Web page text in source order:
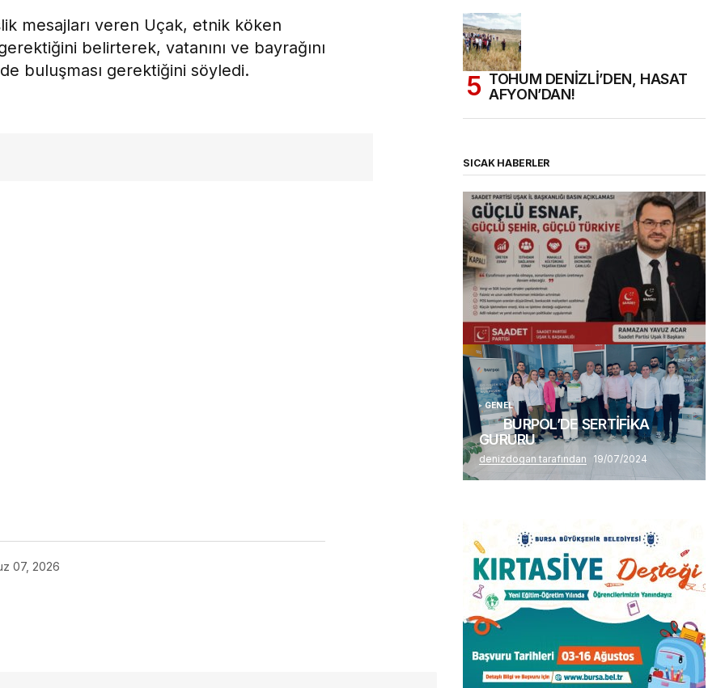
mesajları veren Uçak, etnik köken
belirterek, vatanını ve bayrağını
buluşması gerektiğini söyledi.
07, 2026
TOHUM DENİZLİ’DEN, HASAT
AFYON’DAN!
SICAK HABERLER
(başlıksız)
Alaattin Karahan tarafından 14/07/2026
GENEL
BURPOL’DE SERTİFİKA
GURURU
denizdogan tarafından 19/07/2024